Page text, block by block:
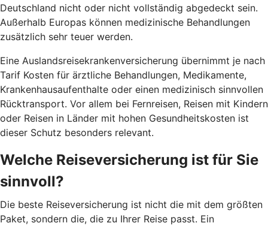
Deutschland nicht oder nicht vollständig abgedeckt sein.
Außerhalb Europas können medizinische Behandlungen
zusätzlich sehr teuer werden.
Eine Auslandsreisekrankenversicherung übernimmt je nach
Tarif Kosten für ärztliche Behandlungen, Medikamente,
Krankenhausaufenthalte oder einen medizinisch sinnvollen
Rücktransport. Vor allem bei Fernreisen, Reisen mit Kindern
oder Reisen in Länder mit hohen Gesundheitskosten ist
dieser Schutz besonders relevant.
Welche Reiseversicherung ist für Sie
sinnvoll?
Die beste Reiseversicherung ist nicht die mit dem größten
Paket, sondern die, die zu Ihrer Reise passt. Ein